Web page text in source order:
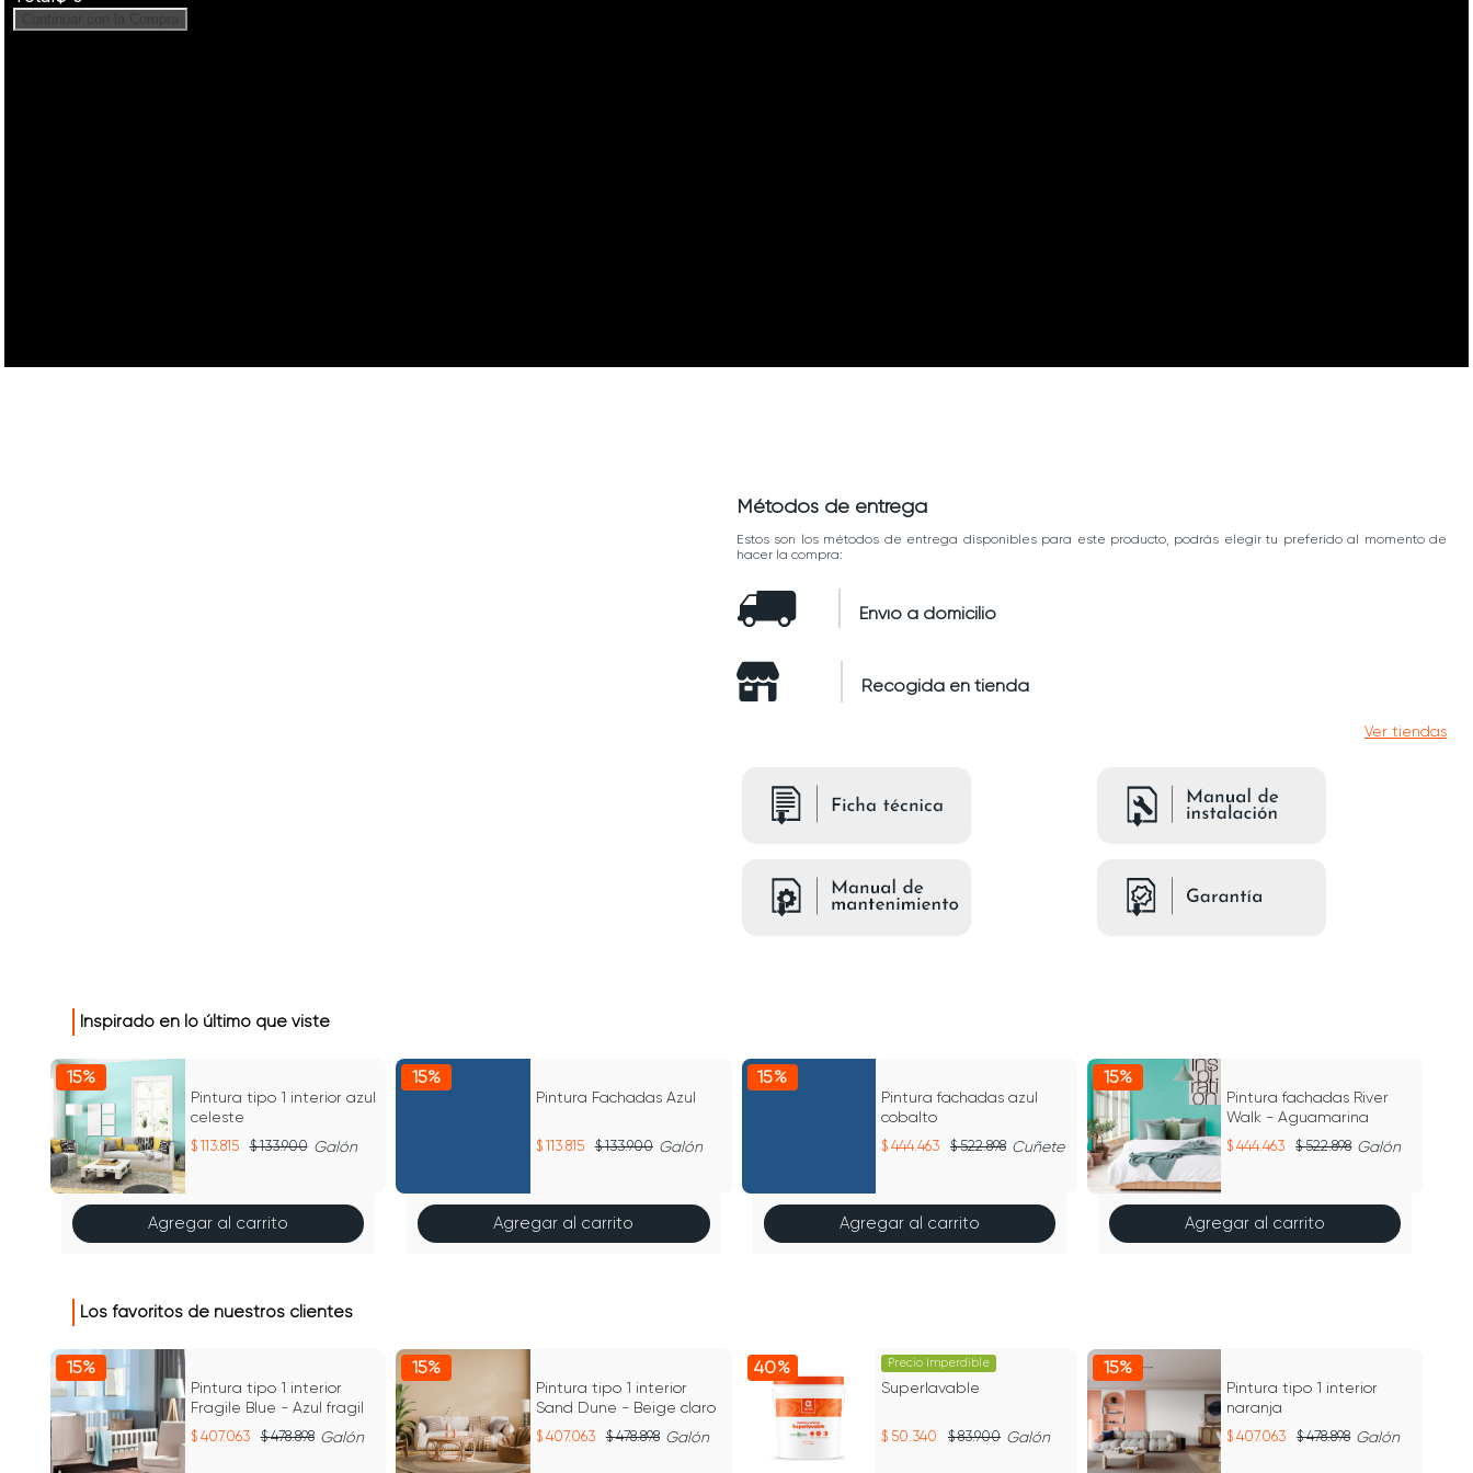
Métodos de entrega
Estos son los métodos de entrega disponibles para este producto, podrás elegir tu preferido al momento de
hacer la compra:
Envío a domicilio
Recogida en tienda
Ver tiendas
Inspirado en lo último que viste
15%
Pintura tipo 1 interior azul
celeste
113.815 133.900 Galón
Agregar al carrito
15%
Pintura Fachadas Azul
113.815 133.900 Galón
Agregar al carrito
15%
Pintura fachadas azul
cobalto
444.463 522.898 Cuñete
Agregar al carrito
15%
Pintura fachadas River
Walk - Aguamarina
444.463 522.898 Galón
Agregar al carrito
Los favoritos de nuestros clientes
15%
Pintura tipo 1 interior
Fragile Blue - Azul fragil
407.063 478.898 Galón
15%
Pintura tipo 1 interior
Sand Dune - Beige claro
407.063 478.898 Galón
40% Precio Imperdible
Superlavable
50.340 83.900 Galón
15%
Pintura tipo 1 interior
naranja
407.063 478.898 Galón